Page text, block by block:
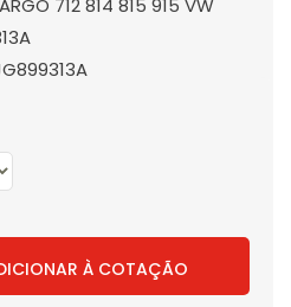
712 814 815 915 VW
À COTAÇÃO